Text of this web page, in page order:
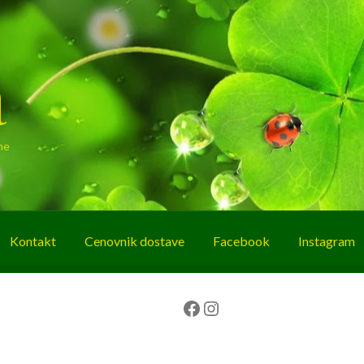
Kontakt Cenovnik dostave Facebook Instagram
Facebook Instagram